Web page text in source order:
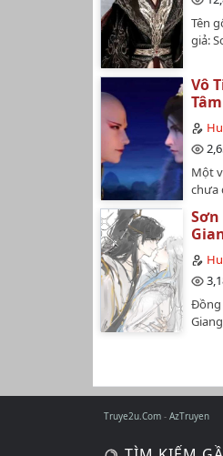
Tên
giả:
Vô
Tâm
Một
chưa
Đồng
Truye2u.Com AzTruyen